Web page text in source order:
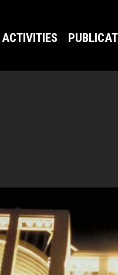
ACTIVITIES